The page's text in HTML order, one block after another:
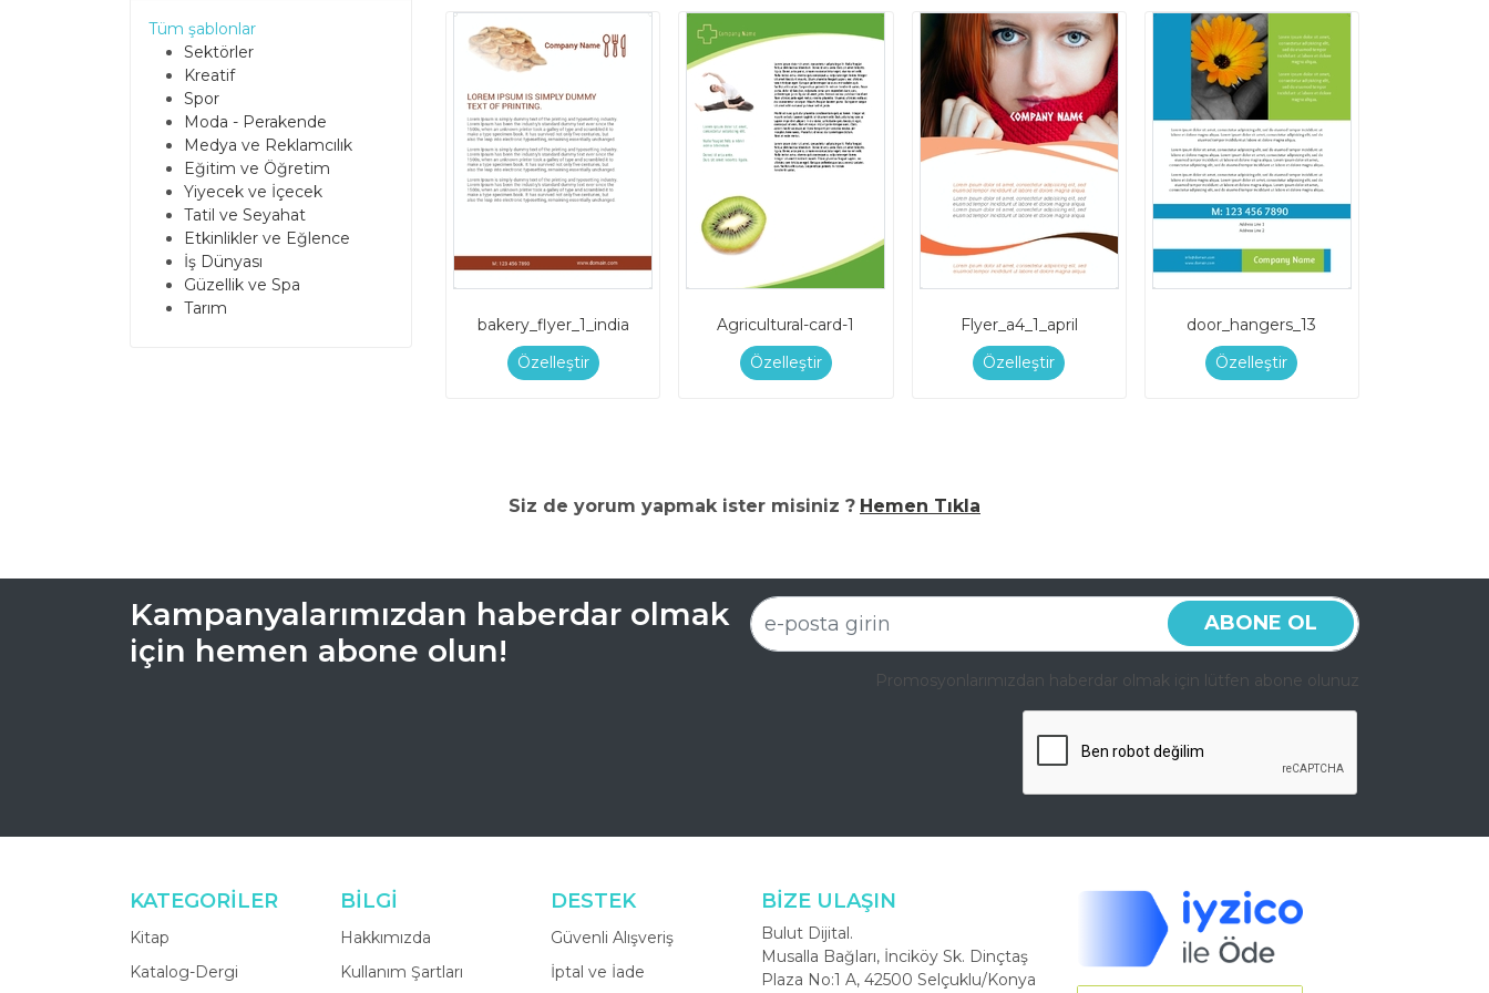
Tüm şablonlar
Sektörler
Kreatif
Spor
Moda - Perakende
Medya ve Reklamcılık
Eğitim ve Öğretim
Yiyecek ve İçecek
Tatil ve Seyahat
Etkinlikler ve Eğlence
İş Dünyası
Güzellik ve Spa
Tarım
bakery_flyer_1_india
Özelleştir
Agricultural-card-1
Özelleştir
Flyer_a4_1_april
Özelleştir
door_hangers_13
Özelleştir
Siz de yorum yapmak ister misiniz ? Hemen Tıkla
Kampanyalarımızdan haberdar olmak
için hemen abone olun!
ABONE OL
Promosyonlarımızdan haberdar olmak için lütfen abone olunuz
KATEGORİLER
Kitap
Katalog-Dergi
BİLGİ
Hakkımızda
Kullanım Şartları
DESTEK
Güvenli Alışveriş
İptal ve İade
BİZE ULAŞIN
Bulut Dijital.
Musalla Bağları, İnciköy Sk. Dinçtaş
Plaza No:1 A, 42500 Selçuklu/Konya